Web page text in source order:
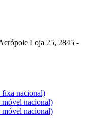
Loja 25, 2845 -
fixa nacional)
móvel nacional)
móvel nacional)